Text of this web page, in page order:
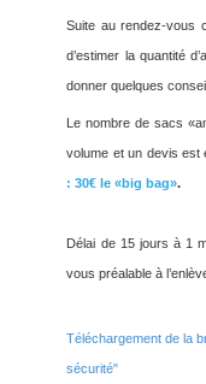
Suite au rendez-vous
d’estimer la quantité
donner quelques
Le nombre de sacs
volume et un devis est
: 30€ le «big bag».
Délai de 15 jours à 1
vous préalable à
Téléchargement de la
sécurité"